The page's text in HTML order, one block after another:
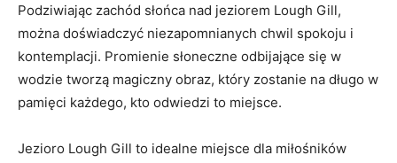
Podziwiając zachód słońca nad ⁣jeziorem Lough Gill,
można doświadczyć niezapomnianych chwil spokoju ‌i
kontemplacji. ‌Promienie słoneczne odbijające się w
wodzie​ tworzą magiczny obraz, który zostanie ⁢na długo w
pamięci każdego, kto odwiedzi to miejsce.
Jezioro Lough ⁤Gill to idealne miejsce⁣ dla miłośników